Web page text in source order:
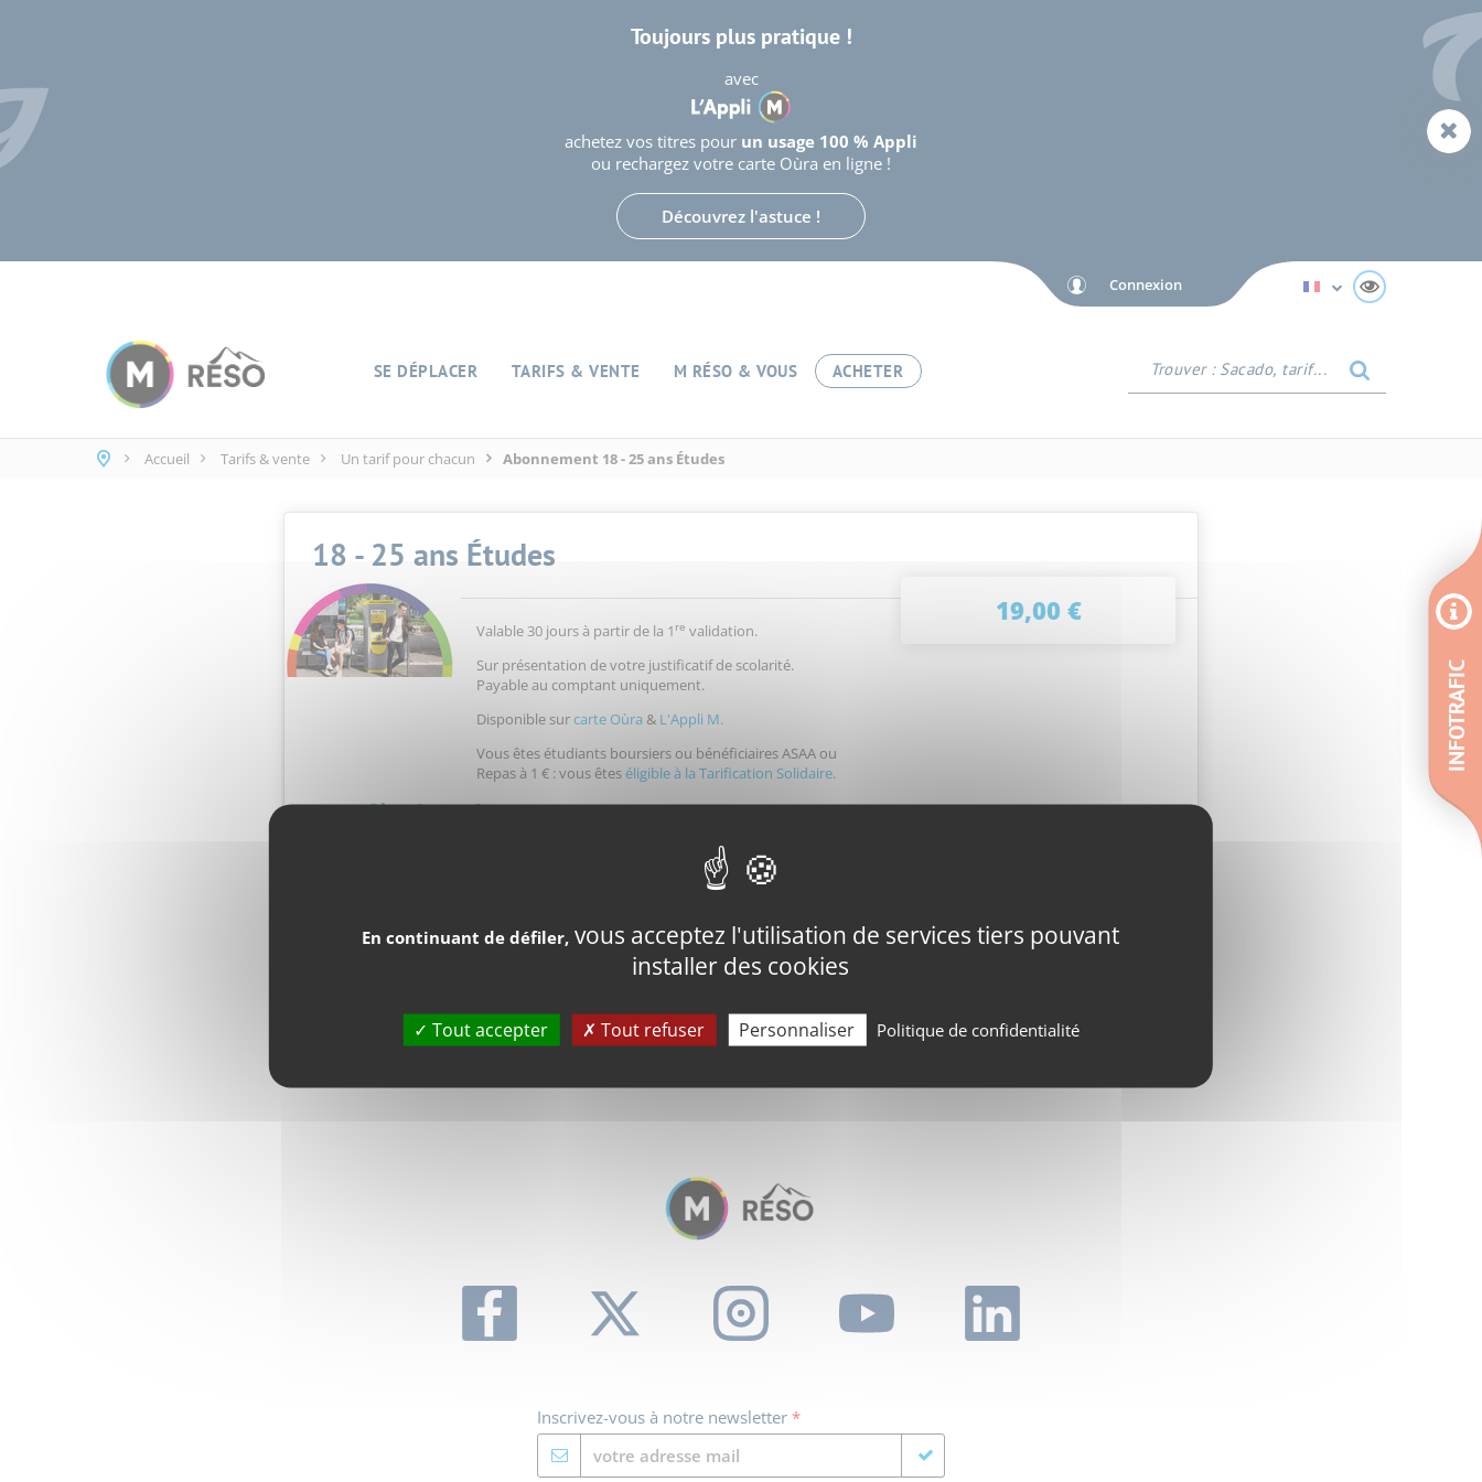
Toujours plus pratique !
avec
achetez vos titres pour un usage 100 % Appli
ou rechargez votre carte Oùra en ligne !
Découvrez l'astuce !
Connexion Afficher
SE DÉPLACER TARIFS & VENTE M RÉSO & VOUS ACHETER
Sacado,
INFOTRAFIC
Accueil Tarifs & vente Un tarif pour chacun Abonnement 18 - 25 ans Études
18 - 25 ans Études
Valable 30 jours à partir de la 1 re validation.
Sur présentation de votre justificatif de scolarité.
Payable au comptant uniquement.
Disponible surcarte Oùra & L'Appli M.
Vous êtes étudiants boursiers ou bénéficiaires ASAA ou
Repas à 1 € : vous êteséligible à la Tarification Solidaire.
19,00 €
Où recharger ?
Relais M
Points services
PRIME TRANSPORT
Inscrivez-vous à notre newsletter *
En continuant de défiler, vous acceptez l'utilisation de services tiers pouvant
installer des cookies
Tout accepter Tout refuser Personnaliser Politique de confidentialité